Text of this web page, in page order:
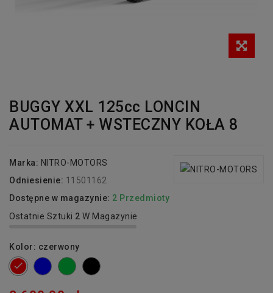
BUGGY XXL 125cc LONCIN
AUTOMAT + WSTECZNY KOŁA 8
Marka: NITRO-MOTORS
Odniesienie: 11501162
Dostępne w magazynie: 2 Przedmioty
Ostatnie Sztuki 2 W Magazynie
Kolor: czerwony
czerwonyniebieskizielonyczarny